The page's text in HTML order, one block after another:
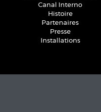
Canal Interno
Histoire
Partenaires
Presse
Installations